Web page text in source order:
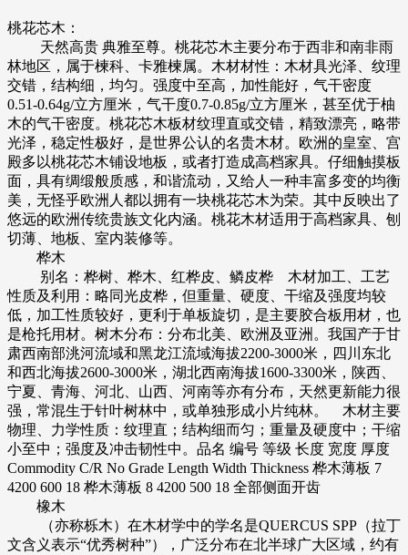
桃花芯木：
天然高贵 典雅至尊。桃花芯木主要分布于西非和南非雨
林地区，属于楝科、卡雅楝属。木材材性：木材具光泽、纹理
交错，结构细，均匀。强度中至高，加性能好，气干密度
0.51-0.64g/立方厘米，气干度0.7-0.85g/立方厘米，甚至优于柚
木的气干密度。桃花芯木板材纹理直或交错，精致漂亮，略带
光泽，稳定性极好，是世界公认的名贵木材。欧洲的皇室、宫
殿多以桃花芯木铺设地板，或者打造成高档家具。仔细触摸板
面，具有绸缎般质感，和谐流动，又给人一种丰富多变的均衡
美，无怪乎欧洲人都以拥有一块桃花芯木为荣。其中反映出了
悠远的欧洲传统贵族文化内涵。桃花木材适用于高档家具、刨
切薄、地板、室内装修等。
桦木
别名：桦树、桦木、红桦皮、鳞皮桦 木材加工、工艺
性质及利用：略同光皮桦，但重量、硬度、干缩及强度均较
低，加工性质较好，更利于单板旋切，是主要胶合板用材，也
是枪托用材。树木分布：分布北美、欧洲及亚洲。我国产于甘
肃西南部洮河流域和黑龙江流域海拔2200-3000米，四川东北
和西北海拔2600-3000米，湖北西南海拔1600-3300米，陕西、
宁夏、青海、河北、山西、河南等亦有分布，天然更新能力很
强，常混生于针叶树林中，或单独形成小片纯林。 木材主要
物理、力学性质：纹理直；结构细而匀；重量及硬度中；干缩
小至中；强度及冲击韧性中。品名 编号 等级 长度 宽度 厚度
Commodity C/R No Grade Length Width Thickness 桦木薄板 7
4200 600 18 桦木薄板 8 4200 500 18 全部侧面开齿
橡木
（亦称栎木）在木材学中的学名是QUERCUS SPP（拉丁
文含义表示“优秀树种”），广泛分布在北半球广大区域，约有